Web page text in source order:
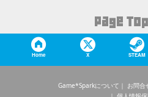
Home X STEAM
Game*Sparkについて お問合